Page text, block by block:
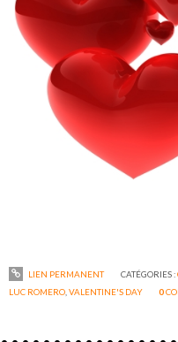
LIEN PERMANENT CATÉGORIES :
LUC ROMERO ,VALENTINE'S DAY 0